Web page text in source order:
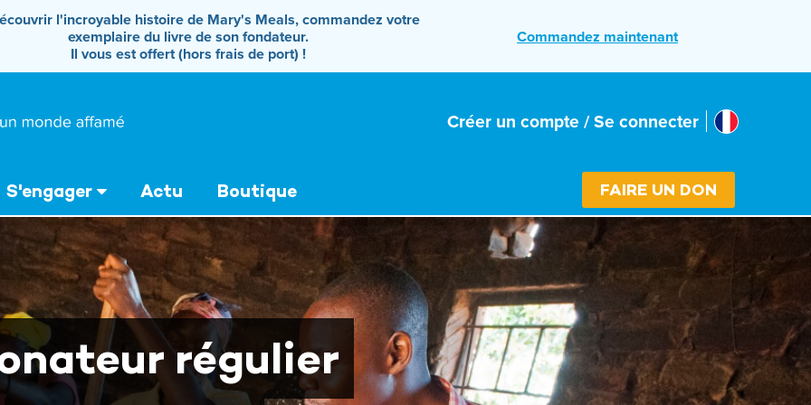
l'incroyable histoire de Mary's Meals, commandez votre
exemplaire du livre de son fondateur.
Il vous est offert (hors frais de port) !
Commandez maintenant
Créer un compte / Se connecter Select
France
S'engager Actu Boutique FAIRE UN DON
régulier